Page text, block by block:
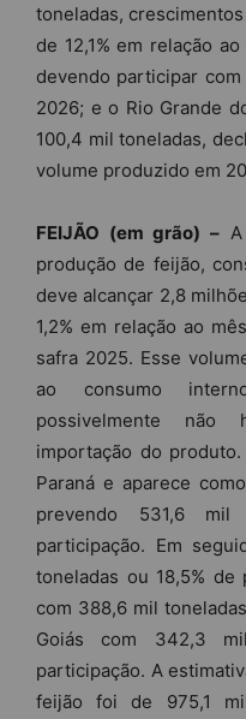
toneladas,
de 12,1% em relação
devendo participar com
2026; e o Rio Grande
100,4 mil toneladas,
volume produzido em
FEIJÃO (em grão) –
produção de feijão,
deve alcançar 2,8
1,2% em relação ao
safra 2025. Esse
ao consumo
possivelmente não
importação do
Paraná e aparece
prevendo 531,6
participação. Em
toneladas ou 18,5% de
com 388,6 mil
Goiás com 342,3
participação. A
feijão foi de 975,1